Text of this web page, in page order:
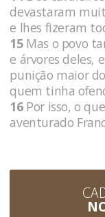
devastaram
e lhes fizeram
15Mas o povo
e árvores deles,
punição maior
quem tinha
16Por isso, o
aventurado